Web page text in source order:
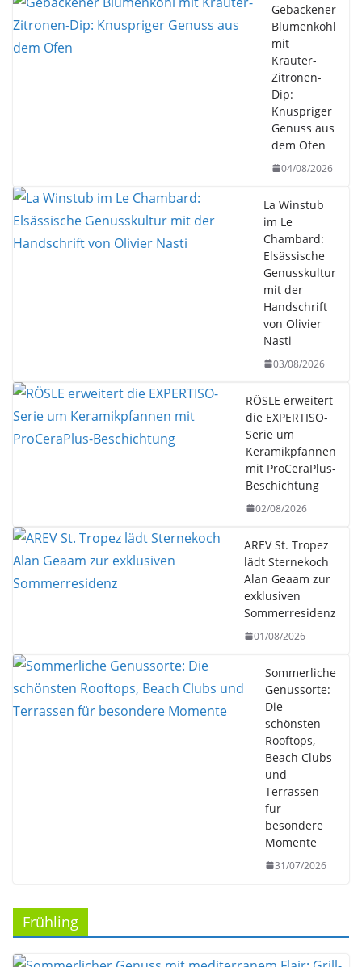
Gebackener
Blumenkohl
mit
Kräuter-
Zitronen-
Dip:
Knuspriger
Genuss aus
dem Ofen
04/08/2026
La Winstub
im Le
Chambard:
Elsässische
Genusskultur
mit der
Handschrift
von Olivier
Nasti
03/08/2026
RÖSLE erweitert
die EXPERTISO-
Serie um
Keramikpfannen
mit ProCeraPlus-
Beschichtung
02/08/2026
AREV St. Tropez
lädt Sternekoch
Alan Geaam zur
exklusiven
Sommerresidenz
01/08/2026
Sommerliche
Genussorte:
Die
schönsten
Rooftops,
Beach Clubs
und
Terrassen
für
besondere
Momente
31/07/2026
Frühling